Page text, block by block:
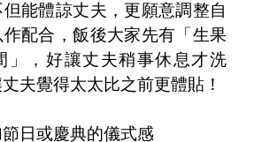
能體諒丈夫，更願意調整自
配合，飯後大家先有「生果
」，好讓丈夫稍事休息才洗
夫覺得太太比之前更體貼！
節日或慶典的儀式感